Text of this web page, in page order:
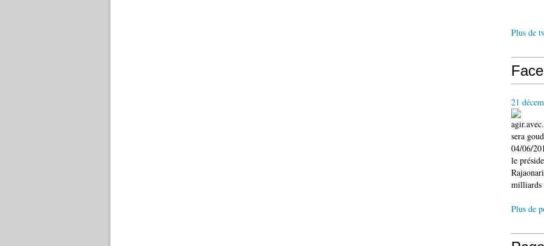
Plus de
21
sera
04/06/
le
milliards
Plus de